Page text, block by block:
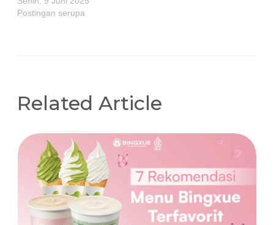
Postingan serupa
Related Article